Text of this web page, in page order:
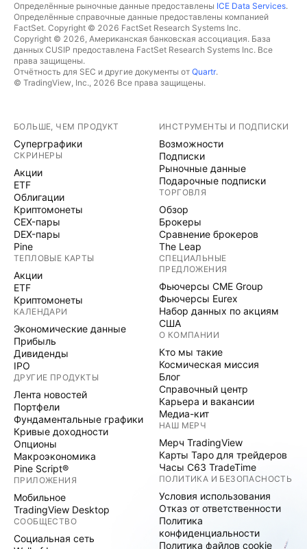
Определённые рыночные данные предоставлены ICE Data Services.
Определённые справочные данные предоставлены компанией
FactSet. Copyright © 2026 FactSet Research Systems Inc.
Copyright © 2026, Американская банковская ассоциация. База
данных CUSIP предоставлена FactSet Research Systems Inc. Все
права защищены.
Отчётность для SEC и другие документы от Quartr.
© TradingView, Inc., 2026 Все права защищены.
БОЛЬШЕ, ЧЕМ ПРОДУКТ
Суперграфики
СКРИНЕРЫ
Акции
ETF
Облигации
Криптомонеты
CEX-пары
DEX-пары
Pine
ТЕПЛОВЫЕ КАРТЫ
Акции
ETF
Криптомонеты
КАЛЕНДАРИ
Экономические данные
Прибыль
Дивиденды
IPO
ДРУГИЕ ПРОДУКТЫ
Лента новостей
Портфели
Фундаментальные графики
Кривые доходности
Опционы
Макроэкономика
Pine Script®
ПРИЛОЖЕНИЯ
Мобильное
TradingView Desktop
СООБЩЕСТВО
Социальная сеть
ИНСТРУМЕНТЫ И ПОДПИСКИ
Возможности
Подписки
Рыночные данные
Подарочные подписки
ТОРГОВЛЯ
Обзор
Брокеры
Сравнение брокеров
The Leap
СПЕЦИАЛЬНЫЕ
ПРЕДЛОЖЕНИЯ
Фьючерсы CME Group
Фьючерсы Eurex
Набор данных по акциям
США
О КОМПАНИИ
Кто мы такие
Космическая миссия
Блог
Справочный центр
Карьера и вакансии
Медиа-кит
НАШ МЕРЧ
Мерч TradingView
Карты Таро для трейдеров
Часы C63 TradeTime
ПОЛИТИКА И БЕЗОПАСНОСТЬ
Условия использования
Отказ от ответственности
Политика
конфиденциальности
Политика файлов cookie